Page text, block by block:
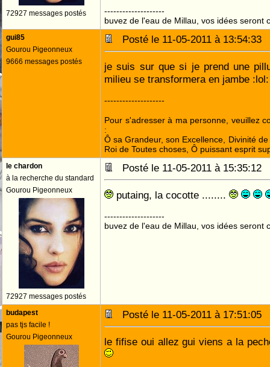
72927 messages postés
--------------------
buvez de l'eau de Millau, vos idées seront
gui85
Gourou Pigeonneux
9666 messages postés
Posté le 11-05-2011 à 13:54:33
je suis sur que si je prend une
milieu se transformera en jambe
--------------------
Pour s'adresser à ma personne, veuillez
:
Ô sa Grandeur, son Excellence, Divinité
Roi de Toutes choses, Ô puissant esprit
le chardon
à la recherche du standard
Gourou Pigeonneux
72927 messages postés
Posté le 11-05-2011 à 15:35:12
putaing, la cocotte ........
--------------------
buvez de l'eau de Millau, vos idées seront
budapest
pas tjs facile !
Gourou Pigeonneux
Posté le 11-05-2011 à 17:51:05
le fifise oui allez gui viens a la